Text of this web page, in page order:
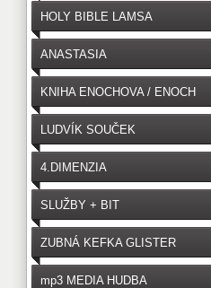
(SK)
HOLY BIBLE LAMSA
(ENGLISH)
ANASTASIA
KNIHA ENOCHOVA / ENOCH
LUDVÍK SOUČEK
4.DIMENZIA
SLUŽBY + BIT
ZUBNÁ KEFKA GLISTER
mp3 MEDIA HUDBA